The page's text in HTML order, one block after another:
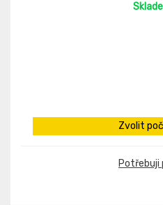
Zvolit
Potřebuji